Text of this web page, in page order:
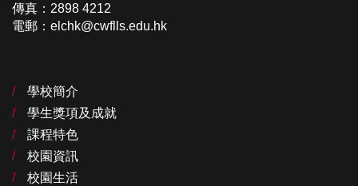
傳真：2898 4212
電郵：elchk@cwflls.edu.hk
學校簡介
學生獎項及成就
課程特色
校園資訊
校園生活